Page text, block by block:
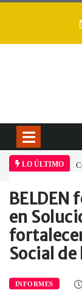
LO ÚLTIMO
Home
BELDEN
en
Social
INFORMES